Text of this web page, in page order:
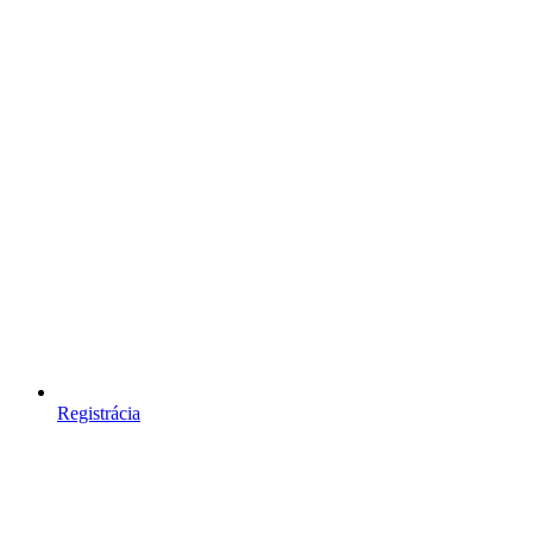
Registrácia